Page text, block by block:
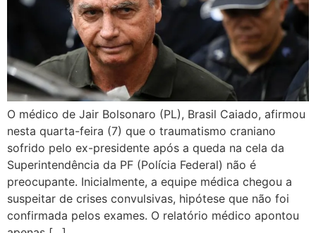
O médico de Jair Bolsonaro (PL), Brasil Caiado, afirmou
nesta quarta-feira (7) que o traumatismo craniano
sofrido pelo ex-presidente após a queda na cela da
Superintendência da PF (Polícia Federal) não é
preocupante. Inicialmente, a equipe médica chegou a
suspeitar de crises convulsivas, hipótese que não foi
confirmada pelos exames. O relatório médico apontou